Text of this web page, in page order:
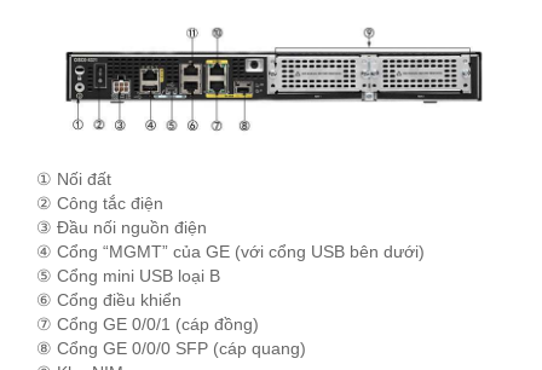
① Nối đất
② Công tắc điện
③ Đầu nối nguồn điện
④ Cổng “MGMT” của GE (với cổng USB bên dưới)
⑤ Cổng mini USB loại B
⑥ Cổng điều khiển
⑦ Cổng GE 0/0/1 (cáp đồng)
⑧ Cổng GE 0/0/0 SFP (cáp quang)